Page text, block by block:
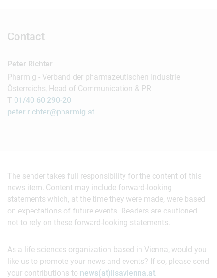
Contact
Peter Richter
Pharmig - Verband der pharmazeutischen Industrie
Österreichs, Head of Communication & PR
T 01/40 60 290-20
peter.richter@pharmig.at
The sender takes full responsibility for the content of this
news item. Content may include forward-looking
statements which, at the time they were made, were based
on expectations of future events. Readers are cautioned
not to rely on these forward-looking statements.
As a life sciences organization based in Vienna, would you
like us to promote your news and events? If so, please send
your contributions to news(at)lisavienna.at.